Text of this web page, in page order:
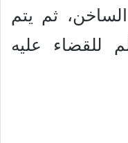
ثم يتم
للقضاء عليه